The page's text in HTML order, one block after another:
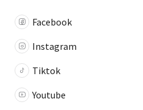
Facebook
Instagram
Tiktok
Youtube